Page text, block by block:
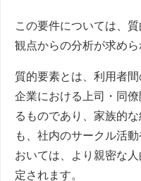
この要件については、
観点からの分析が求めら
質的要素とは、利用者
企業における上司・同
るものであり、家族的
も、社内のサークル活
おいては、より親密な
定されます。